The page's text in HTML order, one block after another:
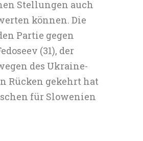
Stellungen auch
können. Die
Partie gegen
(31), der
des Ukraine-
Rücken gekehrt hat
für Slowenien